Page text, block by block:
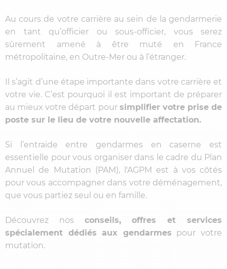
Au cours de votre carrière au sein de la gendarmerie
en tant qu’officier ou sous-officier, vous serez
sûrement amené à être muté en France
métropolitaine, en Outre-Mer ou à l’étranger.
Il s’agit d’une étape importante dans votre carrière et
votre vie. C’est pourquoi il est important de préparer
au mieux votre départ pour simplifier votre prise de
poste sur le lieu de votre nouvelle affectation.
Si l’entraide entre gendarmes en caserne est
essentielle pour vous organiser dans le cadre du Plan
Annuel de Mutation (PAM), l'AGPM est à vos côtés
pour vous accompagner dans votre déménagement,
que vous partiez seul ou en famille.
Découvrez nos conseils, offres et services
spécialement dédiés aux gendarmes pour votre
mutation.